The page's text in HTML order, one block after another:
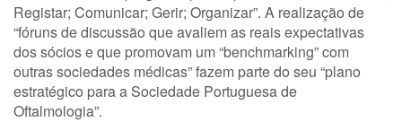
Registar; Comunicar; Gerir; Organizar”. A realização de
“fóruns de discussão que avaliem as reais expectativas
dos sócios e que promovam um “benchmarking” com
outras sociedades médicas” fazem parte do seu “plano
estratégico para a Sociedade Portuguesa de
Oftalmologia”.